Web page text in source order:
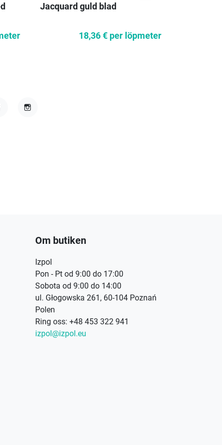
Jacquard guld blad
18,36 € per löpmeter
Om butiken
Izpol
Pon - Pt od 9:00 do 17:00
Sobota od 9:00 do 14:00
ul. Głogowska 261, 60-104 Poznań
Polen
Ring oss: +48 453 322 941
izpol@izpol.eu